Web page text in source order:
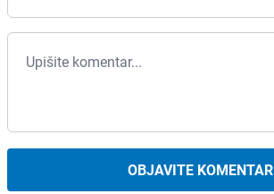
OBJAVITE KOMENTAR